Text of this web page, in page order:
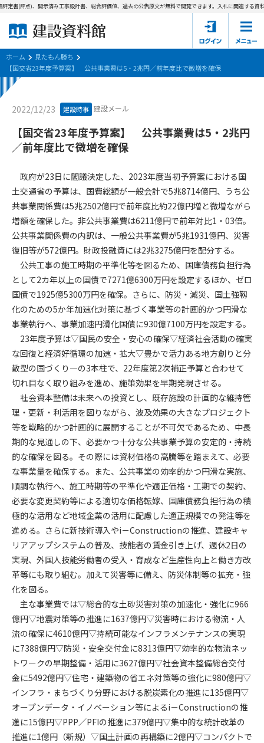
建設資料館とは
東京都の入札資料
国土交通省の入札資料
見たもん勝ち
会員登録について
サポーター会員一覧
会社概要 お問い合わせ
個人情報保護方針
会員規約
書(評点)、開示済み工事設計書、総合評価値、過去の公告原文が無料で閲覧できます。入札に関連する資料
ホーム
見たもん勝ち
【国交省23年度予算案】 公共事業費は5・2兆円／前年度比で微増を確保
2022/12/23 建設時事 建設メール
【国交省23年度予算案】 公共事業費は5・2兆円
／前年度比で微増を確保
政府が23日に閣議決定した、2023年度当初予算案における国
土交通省の予算は、国費総額が一般会計で5兆8714億円、うち公
共事業関係費は5兆2502億円で前年度比約22億円増と微増ながら
増額を確保した。非公共事業費は6211億円で前年対比1・03倍。
公共事業関係費の内訳は、一般公共事業費が5兆1931億円、災害
復旧等が572億円。財政投融資には2兆3275億円を配分する。
公共工事の施工時期の平準化等を図るため、国庫債務負担行為
として2カ年以上の国債で7271億6300万円を設定するほか、ゼロ
国債で1925億5300万円を確保。さらに、防災・減災、国土強靱
化のための5か年加速化対策に基づく事業等の計画的かつ円滑な
事業執行へ、事業加速円滑化国債に930億7100万円を設定する。
23年度予算は▽国民の安全・安心の確保▽経済社会活動の確実
な回復と経済好循環の加速・拡大▽豊かで活力ある地方創りと分
散型の国づくり―の3本柱で、22年度第2次補正予算と合わせて
切れ目なく取り組みを進め、施策効果を早期発現させる。
社会資本整備は未来への投資とし、既存施設の計画的な維持管
理・更新・利活用を図りながら、波及効果の大きなプロジェクト
等を戦略的かつ計画的に展開することが不可欠であるため、中長
期的な見通しの下、必要かつ十分な公共事業予算の安定的・持続
的な確保を図る。その際には資材価格の高騰等を踏まえて、必要
な事業量を確保する。また、公共事業の効率的かつ円滑な実施、
順調な執行へ、施工時期等の平準化や適正価格・工期での契約、
必要な変更契約等による適切な価格転嫁、国庫債務負担行為の積
極的な活用など地域企業の活用に配慮した適正規模での発注等を
進める。さらに新技術導入やi－Constructionの推進、建設キャ
リアアップシステムの普及、技能者の賃金引き上げ、週休2日の
実現、外国人技能労働者の受入・育成など生産性向上と働き方改
革等にも取り組む。加えて災害等に備え、防災体制等の拡充・強
化を図る。
主な事業費では▽総合的な土砂災害対策の加速化・強化に966
億円▽地震対策等の推進に1637億円▽災害時における物流・人
流の確保に4610億円▽持続可能なインフラメンテナンスの実現
に7388億円▽防災・安全交付金に8313億円▽効率的な物流ネッ
トワークの早期整備・活用に3627億円▽社会資本整備総合交付
金に5492億円▽住宅・建築物の省エネ対策等の強化に980億円▽
インフラ・まちづくり分野における脱炭素化の推進に135億円▽
オープンデータ・イノベーション等によるi－Constructionの推
進に15億円▽PPP／PFIの推進に379億円▽集中的な統計改革の
推進に1億円（新規）▽国土計画の再構築に2億円▽コンパクトで
第1条（規約の目的）
会員サービスの利用条件等について定めるものです。
2. 管理者が建設資料館WEB上で随時掲載するルールは本規約の
一部を構成するものとします。
第2条（規約の変更）
本規約は、会員の了承を得ることなく、随時変更されることが
あります。変更内容は、建設資料館WEB上に表示した時点で直
ちに全ての会員が了承したものとみなします。
第4条（会員審査および資格の取り消し）
会員とは、本規約を承諾の上、所定の会員申込手続きを完了
後、管理者がこれを承認した者をいいます。
第4条（会員の定義と登録）
1. 管理者は前条により審査の結果、会員申込みをした者が以下
の何れかの項目に該当することがわかった場合、その者の会
員としての権限を承認しないことがあります。
(1) 会員申し込みをした者が実在しなかった場合
(2) 本規約に違反した場合/li>
(3) 会員申し込みの際、申告事項に虚偽があった場合
(4) 会員申込者が管理者所定の手続き通りに会員申込手続き処
理を行わなかった場合
(5) その他管理者が会員とすることを不適当と判断した場合
2. 管理者は承認後であっても承認した会員が前項の何れかに該
当することが判明した場合、会員資格を取り消すことがあり
ます。
第5条（IDおよびパスワードの管理）
1. 会員は申込の際に管理者が発行したIDおよびパスワードの使
用および管理について責任を負うものとします。
2. 会員は、自己のIDおよびパスワードを、貸与、譲渡、売買、
その他形態を問わず、第三者に利用させることはできませ
ん。
3. 会員は、IDおよびパスワードの管理不十分、使用上の過誤、
第三者（他の会員を含む）の使用等による損害について責任
を負うものとし、管理者は一切責任を負いません。
第6条（会員の禁止事項）
1. 会員は建設資料館WEB上で以下の行為をしないものとしま
す。
(1) 第三者または管理者の著作権、その他知的所有権を侵害す
る行為
(2) 第三者または管理者の財産、プライバシー等を侵害する行